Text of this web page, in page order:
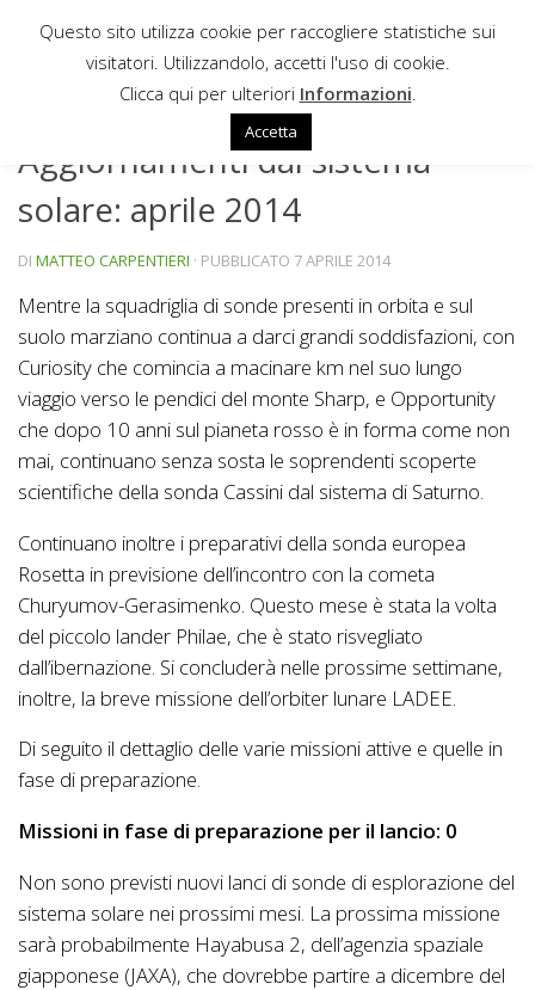
Sotto il contenuto
AGGIORNAMENTI DAL SISTEMA SOLARE / NEWS
Aggiornamenti dal sistema
solare: aprile 2014
DI MATTEO CARPENTIERI · PUBBLICATO 7 APRILE 2014
Mentre la squadriglia di sonde presenti in orbita e sul
suolo marziano continua a darci grandi soddisfazioni, con
Curiosity che comincia a macinare km nel suo lungo
viaggio verso le pendici del monte Sharp, e Opportunity
che dopo 10 anni sul pianeta rosso è in forma come non
mai, continuano senza sosta le soprendenti scoperte
scientifiche della sonda Cassini dal sistema di Saturno.
Continuano inoltre i preparativi della sonda europea
Rosetta in previsione dell’incontro con la cometa
Churyumov-Gerasimenko. Questo mese è stata la volta
del piccolo lander Philae, che è stato risvegliato
dall’ibernazione. Si concluderà nelle prossime settimane,
inoltre, la breve missione dell’orbiter lunare LADEE.
Di seguito il dettaglio delle varie missioni attive e quelle in
fase di preparazione.
Missioni in fase di preparazione per il lancio: 0
Non sono previsti nuovi lanci di sonde di esplorazione del
sistema solare nei prossimi mesi. La prossima missione
sarà probabilmente Hayabusa 2, dell’agenzia spaziale
giapponese (JAXA), che dovrebbe partire a dicembre del
Questo sito utilizza cookie per raccogliere statistiche sui
visitatori. Utilizzandolo, accetti l'uso di cookie.
Clicca qui per ulteriori Informazioni
Accetta